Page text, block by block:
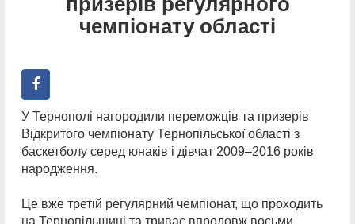
чемпіонату області
У Тернополі нагородили переможців та призерів
Відкритого чемпіонату Тернопільської області з
баскетболу серед юнаків і дівчат 2009–2016 років
народження.
Це вже третій регулярний чемпіонат, що проходить
на Тернопільщині та триває впродовж восьми